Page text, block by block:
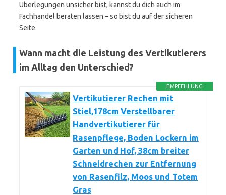
Überlegungen unsicher bist, kannst du dich auch im
Fachhandel beraten lassen – so bist du auf der sicheren
Seite.
Wann macht die Leistung des Vertikutierers
im Alltag den Unterschied?
EMPFEHLUNG
Vertikutierer Rechen mit
Stiel,178cm Verstellbarer
Handvertikutierer für
Rasenpflege, Boden Lockern im
Garten und Hof, 38cm breiter
Schneidrechen zur Entfernung
von Rasenfilz, Moos und Totem
Gras